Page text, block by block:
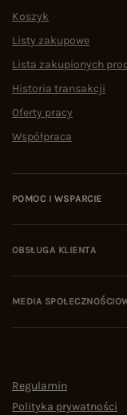
Koszyk
Listy zakupowe
Lista zakupionych
Historia transakcji
Oferty pracy
Współpraca
POMOC I WSPARCIE
OBSŁUGA KLIENTA
MEDIA
Regulamin
Polityka prywatności